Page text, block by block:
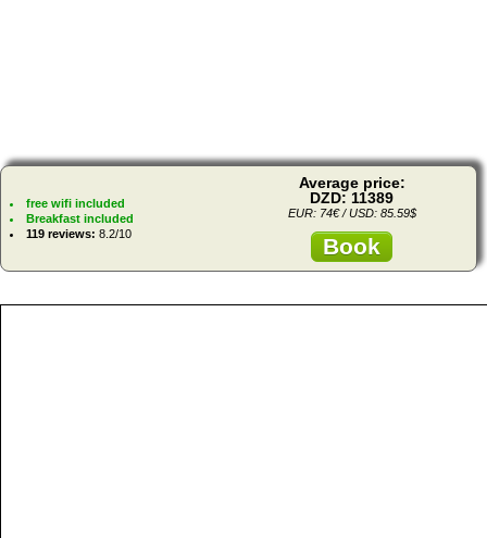
free wifi included
Breakfast included
119 reviews: 8.2/10
Average price:
DZD: 11389
EUR: 74€ / USD: 85.59$
Book